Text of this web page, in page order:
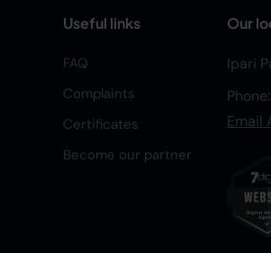
Useful links
FAQ
Complaints
Certificates
Become our partner
Our
Ipari
Phone:
Email